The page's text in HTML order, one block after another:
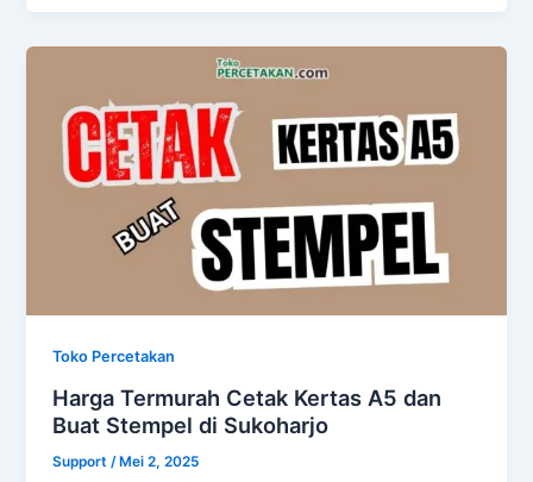
Toko Percetakan
Harga Termurah Cetak Kertas A5 dan
Buat Stempel di Sukoharjo
Support/Mei 2, 2025